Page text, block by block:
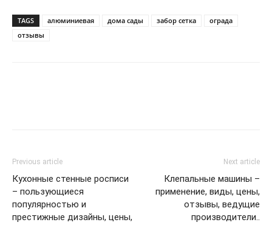
TAGS алюминиевая дома сады забор сетка
ограда
отзывы
Previous article
Кухонные стенные росписи
– пользующиеся
популярностью и
престижные дизайны, цены,
Next article
Клепальные машины –
применение, виды, цены,
отзывы, ведущие
производители..